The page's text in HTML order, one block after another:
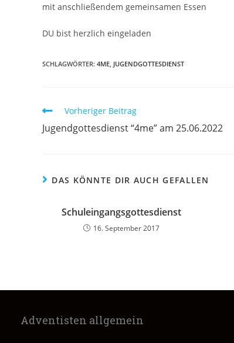
mit anschließendem gemeinsamen Essen
DU bist herzlich eingeladen
SCHLAGWÖRTER: 4ME JUGENDGOTTESDIENST
Vorheriger Beitrag
Jugendgottesdienst “4me” am 25.06.2022
DAS KÖNNTE DIR AUCH GEFALLEN
Schuleingangsgottesdienst
16. September 2017
Adventisten allgemein